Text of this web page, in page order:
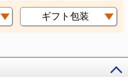
ギフト包装